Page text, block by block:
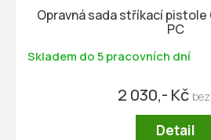
Opravná sada stříkací
PC
Skladem do 5 pracovních dní
2 030,- Kč
Detail